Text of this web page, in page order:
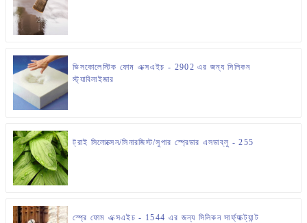
ভিসকোলেস্টিক ফোম এক্সএইচ - 2902 এর জন্য সিলিকন
স্ট্যাবিলাইজার
ট্রাই সিলোক্সেন/সিনারজিস্ট/সুপার স্প্রেডার এসডাব্লু - 255
স্প্রে ফোম এক্সএইচ - 1544 এর জন্য সিলিকন সার্ফ্যাক্ট্যান্ট